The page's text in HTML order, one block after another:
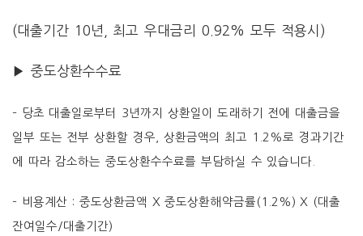
(대출기간 10년, 최고 우대금리 0.92% 모두 적용시)
▶ 중도상환수수료
– 당초 대출일로부터 3년까지 상환일이 도래하기 전에 대출금을
일부 또는 전부 상환할 경우, 상환금액의 최고 1.2%로 경과기간
에 따라 감소하는 중도상환수수료를 부담하실 수 있습니다.
– 비용계산 : 중도상환금액 X 중도상환해약금률(1.2%) X (대출
잔여일수/대출기간)